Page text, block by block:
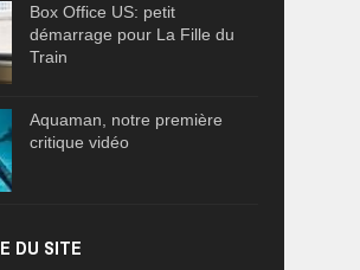
Box Office US: petit
démarrage pour La Fille du
Train
Aquaman, notre première
critique vidéo
DU SITE